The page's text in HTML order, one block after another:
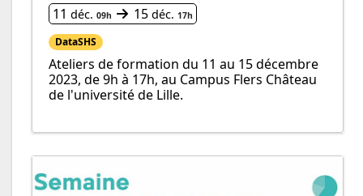
Du
11 déc. 09h
au 15déc. 17h
DataSHS
Ateliers de formation du 11 au 15 décembre
2023, de 9h à 17h, au Campus Flers Château
de l'université de Lille.